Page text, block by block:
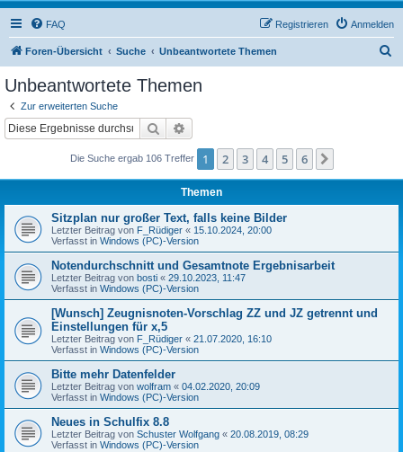
FAQ Anmelden
Registrieren
Foren-Übersicht Suche Unbeantwortete Themen
Unbeantwortete Themen
Zur erweiterten Suche
Suche
Die Suche ergab 106 Treffer 1 2 3 4 5 6
Themen
Sitzplan nur großer Text, falls keine Bilder
Letzter Beitrag von F_Rüdiger « 15.10.2024, 20:00
Verfasst in Windows (PC)-Version
Notendurchschnitt und Gesamtnote Ergebnisarbeit
Letzter Beitrag von bosti « 29.10.2023, 11:47
Verfasst in Windows (PC)-Version
[Wunsch] Zeugnisnoten-Vorschlag ZZ und JZ getrennt und
Einstellungen für x,5
Letzter Beitrag von F_Rüdiger « 21.07.2020, 16:10
Verfasst in Windows (PC)-Version
Bitte mehr Datenfelder
Letzter Beitrag von wolfram « 04.02.2020, 20:09
Verfasst in Windows (PC)-Version
Neues in Schulfix 8.8
Letzter Beitrag von Schuster Wolfgang « 20.08.2019, 08:29
Verfasst in Windows (PC)-Version